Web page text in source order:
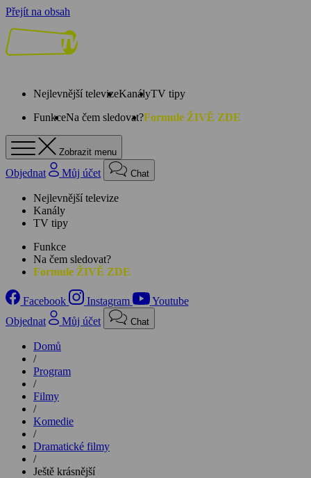
Přejít na obsah
Nejlevnější televizeKanályTV tipy
FunkceNa čem sledovat?Formule ŽIVĚ ZDE
Zobrazit menu
Objednat Můj účet Chat
Nejlevnější televize
Kanály
TV tipy
Funkce
Na čem sledovat?
Formule ŽIVĚ ZDE
Facebook Instagram
Youtube
Objednat
Můj účet Chat
Domů
/
Program
/
Filmy
/
Komedie
/
Dramatické filmy
/
Ještě krásnější